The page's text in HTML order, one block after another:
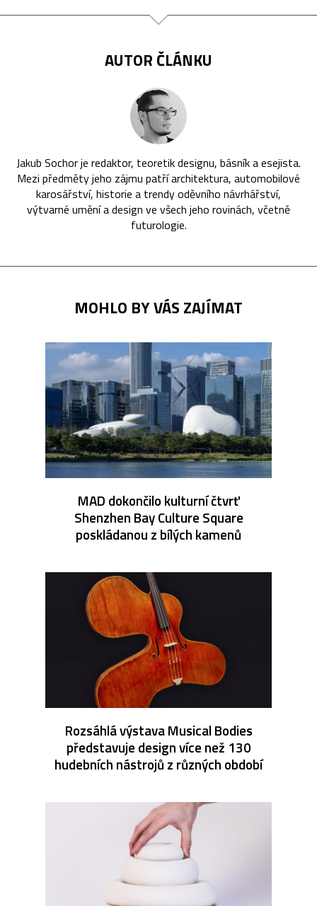
AUTOR ČLÁNKU
Jakub Sochor je redaktor, teoretik designu, básník a esejista.
Mezi předměty jeho zájmu patří architektura, automobilové
karosářství, historie a trendy oděvního návrhářství,
výtvarné umění a design ve všech jeho rovinách, včetně
futurologie.
MOHLO BY VÁS ZAJÍMAT
MAD dokončilo kulturní čtvrť
Shenzhen Bay Culture Square
poskládanou z bílých kamenů
Rozsáhlá výstava Musical Bodies
představuje design více než 130
hudebních nástrojů z různých období